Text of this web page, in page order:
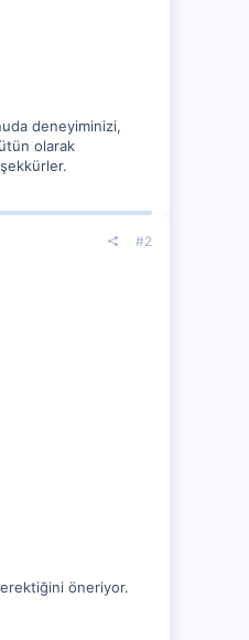
deneyiminizi,
olarak
#2
öneriyor.